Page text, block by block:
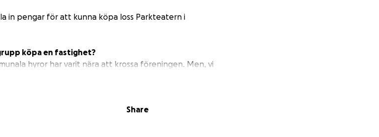
in pengar för att kunna köpa loss Parkteatern i
köpa en fastighet?
hyror har varit nära att krossa föreningen. Men, vi
erbjudna att köpa. Om vi inte köper fastigheten
Share